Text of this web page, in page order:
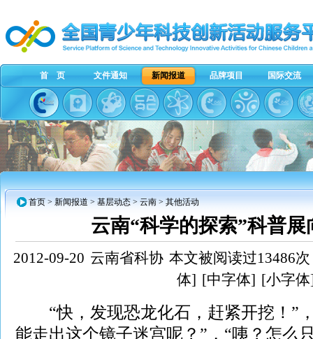
首 页 文件通知 新闻报道 品牌项目 国际交流
首页 > 新闻报道 > 基层动态 > 云南 > 其他活动
云南“科学的探索”科普
2012-09-20 云南省科协 本文被阅读过13486次
体] [中字体] [小字
“快，发现恐龙化石，赶紧开挖！”
能走出这个镜子迷宫呢？”，“咦？怎么